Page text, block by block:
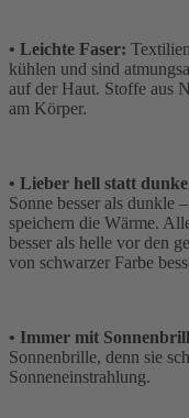
• Leichte Faser:
kühlen und sind
auf der Haut. Stoffe aus
am Körper.
• Lieber hell statt
Sonne besser als dunkle
speichern die Wärme.
besser als helle vor den
von schwarzer Farbe
• Immer mit
Sonnenbrille, denn sie
Sonneneinstrahlung.